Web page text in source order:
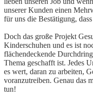
unserer Kunden einen
für uns die Bestätigung,
Doch das große Projekt
Kinderschuhen und es ist
flächendeckende
Thema geschafft ist. Jedes
es wert, daran zu arbeiten,
voranzutreiben. Genau das
tun!